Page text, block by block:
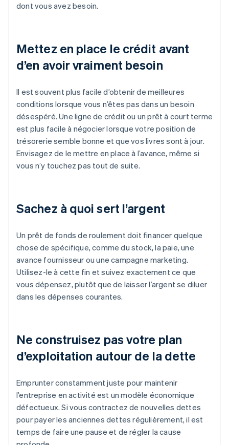
dont vous avez besoin.
Mettez en place le crédit avant
d’en avoir vraiment besoin
Il est souvent plus facile d’obtenir de meilleures
conditions lorsque vous n’êtes pas dans un besoin
désespéré. Une ligne de crédit ou un prêt à court terme
est plus facile à négocier lorsque votre position de
trésorerie semble bonne et que vos livres sont à jour.
Envisagez de le mettre en place à l’avance, même si
vous n’y touchez pas tout de suite.
Sachez à quoi sert l’argent
Un prêt de fonds de roulement doit financer quelque
chose de spécifique, comme du stock, la paie, une
avance fournisseur ou une campagne marketing.
Utilisez-le à cette fin et suivez exactement ce que
vous dépensez, plutôt que de laisser l’argent se diluer
dans les dépenses courantes.
Ne construisez pas votre plan
d’exploitation autour de la dette
Emprunter constamment juste pour maintenir
l’entreprise en activité est un modèle économique
défectueux. Si vous contractez de nouvelles dettes
pour payer les anciennes dettes régulièrement, il est
temps de faire une pause et de régler la cause